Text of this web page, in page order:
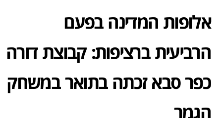
אלופות המדינה בפעם
הרביעית ברציפות: קבוצת דורה
כפר סבא זכתה בתואר במשחק
הגמר